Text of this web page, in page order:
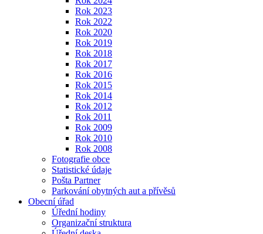
Rok 2023
Rok 2022
Rok 2020
Rok 2019
Rok 2018
Rok 2017
Rok 2016
Rok 2015
Rok 2014
Rok 2012
Rok 2011
Rok 2009
Rok 2010
Rok 2008
Fotografie obce
Statistické údaje
Pošta Partner
Parkování obytných aut a přívěsů
Obecní úřad
Úřední hodiny
Organizační struktura